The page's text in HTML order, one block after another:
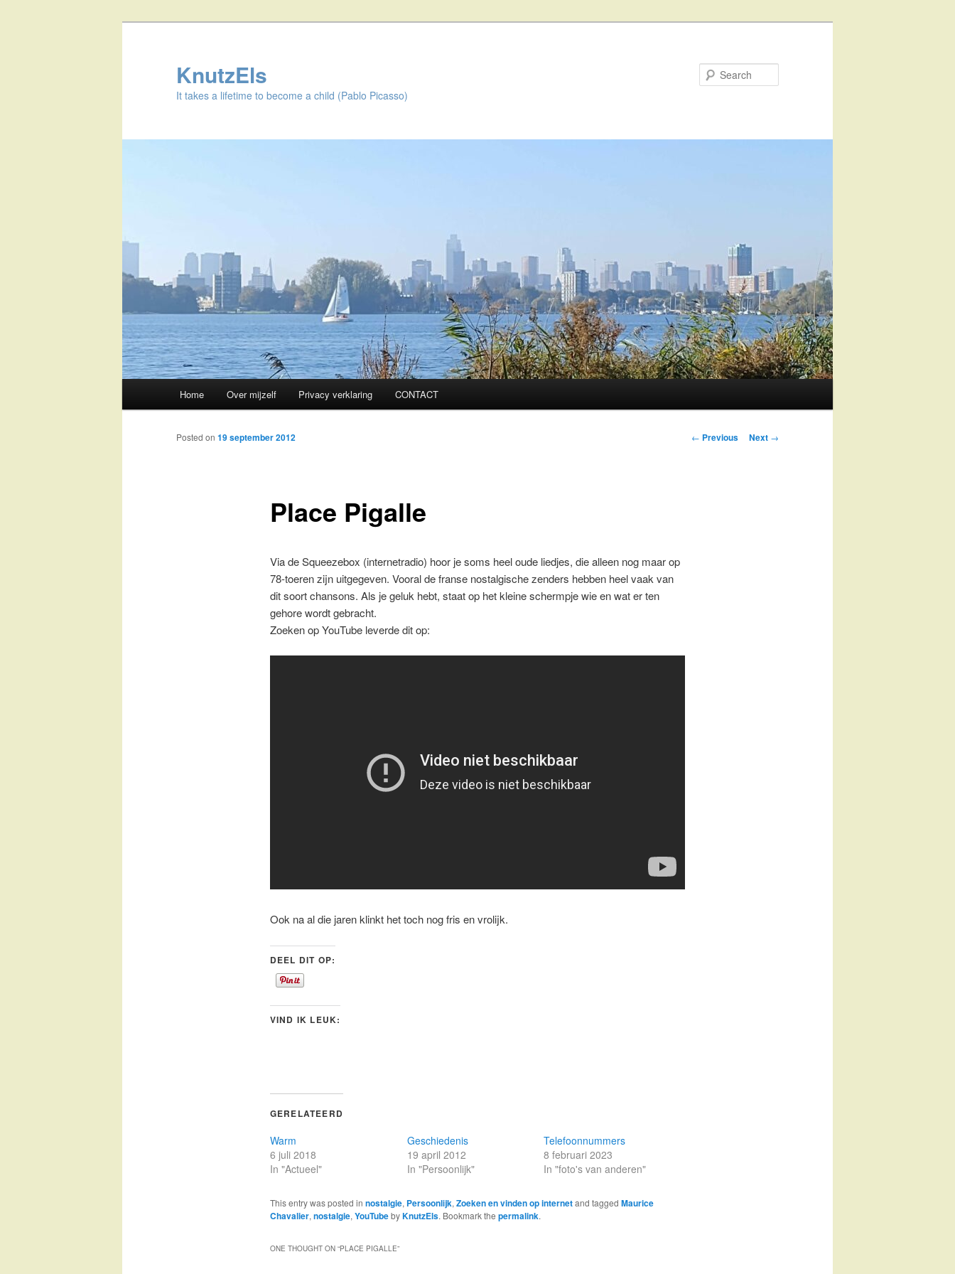
KnutzEls
It takes a lifetime to become a child (Pablo Picasso)
Skip
to
Home Over mijzelf Privacy verklaring CONTACT
Post
← Previous Next →
Place Pigalle
Posted on 19 september 2012
Via de Squeezebox (internetradio) hoor je soms heel oude liedjes, die alleen nog maar op
78-toeren zijn uitgegeven. Vooral de franse nostalgische zenders hebben heel vaak van
dit soort chansons. Als je geluk hebt, staat op het kleine schermpje wie en wat er ten
gehore wordt gebracht.
Zoeken op YouTube leverde dit op:
Ook na al die jaren klinkt het toch nog fris en vrolijk.
DEEL DIT OP:
VIND IK LEUK:
GERELATEERD
Warm
6 juli 2018
In "Actueel"
Geschiedenis
19 april 2012
In "Persoonlijk"
Telefoonnummers
8 februari 2023
In "foto's van anderen"
This entry was posted in nostalgie, Persoonlijk, Zoeken en vinden op internetand tagged Maurice
Chavalier, nostalgie, YouTubebyKnutzEls. Bookmark the permalink.
ONE THOUGHT ON “PLACE PIGALLE”